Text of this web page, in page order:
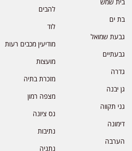
בת ים
גבעת שמואל
גבעתיים
גדרה
גן יבנה
גני תקווה
דימונה
הערבה
להבים
לוד
מודיעין מכבים רעות
מועצות
מזכרת בתיה
מצפה רמון
נס ציונה
נתיבות
נתניה